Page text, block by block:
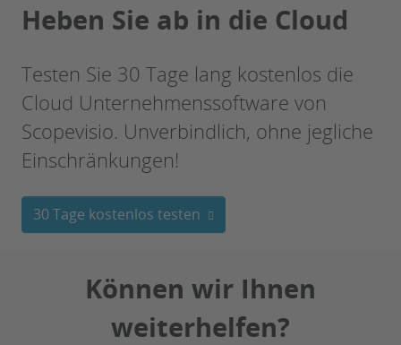
Heben Sie ab in die Cloud
Testen Sie 30 Tage lang kostenlos die
Cloud Unternehmenssoftware von
Scopevisio. Unverbindlich, ohne jegliche
Einschränkungen!
30 Tage kostenlos testen
Können wir Ihnen
weiterhelfen?